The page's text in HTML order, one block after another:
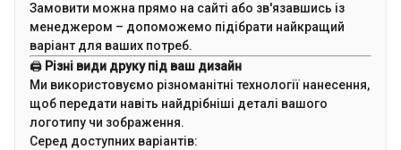
Замовити можна прямо на сайті або зв'язавшись із
менеджером – допоможемо підібрати найкращий
варіант для ваших потреб.
🖨 Різні види друку під ваш дизайн
Ми використовуємо різноманітні технології нанесення,
щоб передати навіть найдрібніші деталі вашого
логотипу чи зображення.
Серед доступних варіантів: